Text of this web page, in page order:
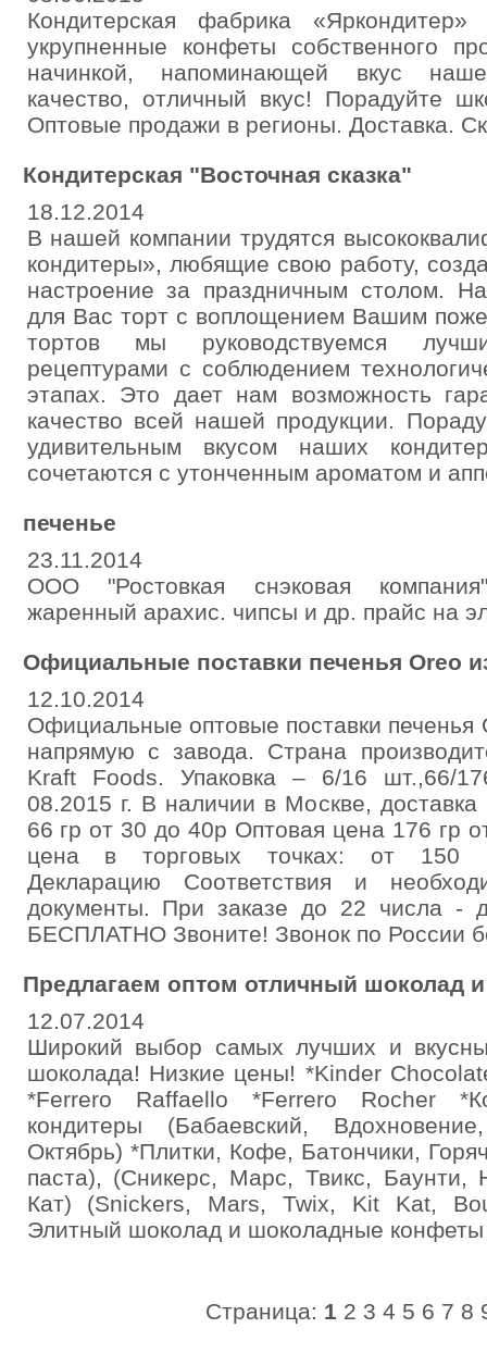
Кондитерская фабрика «Яркондитер»
укрупненные конфеты собственного
начинкой, напоминающей вкус
качество, отличный вкус! Порадуйте
Оптовые продажи в регионы. Доставка.
Кондитерская "Восточная сказка"
18.12.2014
В нашей компании трудятся
кондитеры», любящие свою работу,
настроение за праздничным столом.
для Вас торт с воплощением Вашим
тортов мы руководствуемся
рецептурами с соблюдением
этапах. Это дает нам возможность
качество всей нашей продукции.
удивительным вкусом наших
сочетаются с утонченным ароматом и
печенье
23.11.2014
ООО "Ростовкая снэковая
жаренный арахис. чипсы и др. прайс на
Официальные поставки печенья Oreo
12.10.2014
Официальные оптовые поставки
напрямую с завода. Страна
Kraft Foods. Упаковка – 6/16 шт.,66/
08.2015 г. В наличии в Москве,
66 гр от 30 до 40р Оптовая цена 176 гр
цена в торговых точках: от 150
Декларацию Соответствия и
документы. При заказе до 22 числа -
БЕСПЛАТНО Звоните! Звонок по России
Предлагаем оптом отличный шоколад
12.07.2014
Широкий выбор самых лучших и
шоколада! Низкие цены! *Kinder
*Ferrero Raffaello *Ferrero Rocher
кондитеры (Бабаевский,
Октябрь) *Плитки, Кoфе, Батoнчики,
паста), (Сникерс, Марс, Твикс,
Кат) (Snickers, Mars, Twix, Kit Kat,
Элитный шоколад и шоколадные конфеты
Страница: 1 2 3 4 5 6 7 8